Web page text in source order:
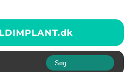
dk